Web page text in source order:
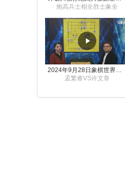
炮高兵士相全胜士象全
2024年9月28日象棋世界栏目，刘君、蒋川讲解了第九届杨官璘杯象棋公开赛孟繁睿与许文章的对局
孟繁睿VS许文章